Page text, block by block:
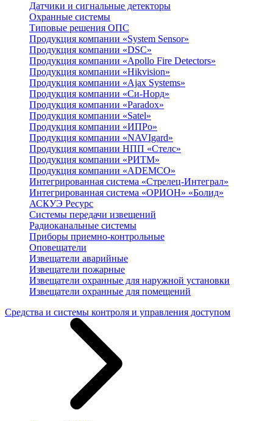
Датчики и сигнальные детекторы
Охранные системы
Типовые решения ОПС
Продукция компании «System Sensor»
Продукция компании «DSC»
Продукция компании «Apollo Fire Detectors»
Продукция компании «Hikvision»
Продукция компании «Ajax Systems»
Продукция компании «Си-Норд»
Продукция компании «Paradox»
Продукция компании «Satel»
Продукция компании «ИПРо»
Продукция компании «NAVIgard»
Продукция компании НПП «Стелс»
Продукция компании «РИТМ»
Продукция компании «ADEMCO»
Интегрированная система «Стрелец-Интеграл»
Интегрированная система «ОРИОН» «Болид»
АСКУЭ Ресурс
Системы передачи извещений
Радиоканальные системы
Приборы приемно-контрольные
Оповещатели
Извещатели аварийные
Извещатели пожарные
Извещатели охранные для наружной установки
Извещатели охранные для помещений
Средства и системы контроля и управления доступом